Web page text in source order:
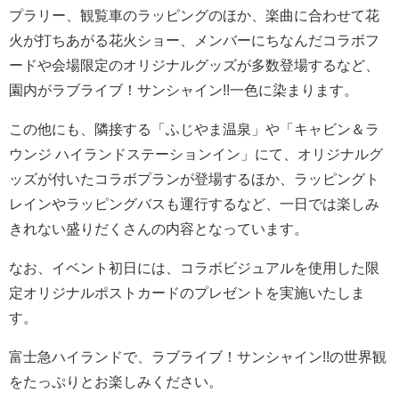
プラリー、観覧車のラッピングのほか、楽曲に合わせて花
火が打ちあがる花火ショー、メンバーにちなんだコラボフ
ードや会場限定のオリジナルグッズが多数登場するなど、
園内がラブライブ！サンシャイン!!一色に染まります。
この他にも、隣接する「ふじやま温泉」や「キャビン＆ラ
ウンジ ハイランドステーションイン」にて、オリジナルグ
ッズが付いたコラボプランが登場するほか、ラッピングト
レインやラッピングバスも運行するなど、一日では楽しみ
きれない盛りだくさんの内容となっています。
なお、イベント初日には、コラボビジュアルを使用した限
定オリジナルポストカードのプレゼントを実施いたしま
す。
富士急ハイランドで、ラブライブ！サンシャイン!!の世界観
をたっぷりとお楽しみください。